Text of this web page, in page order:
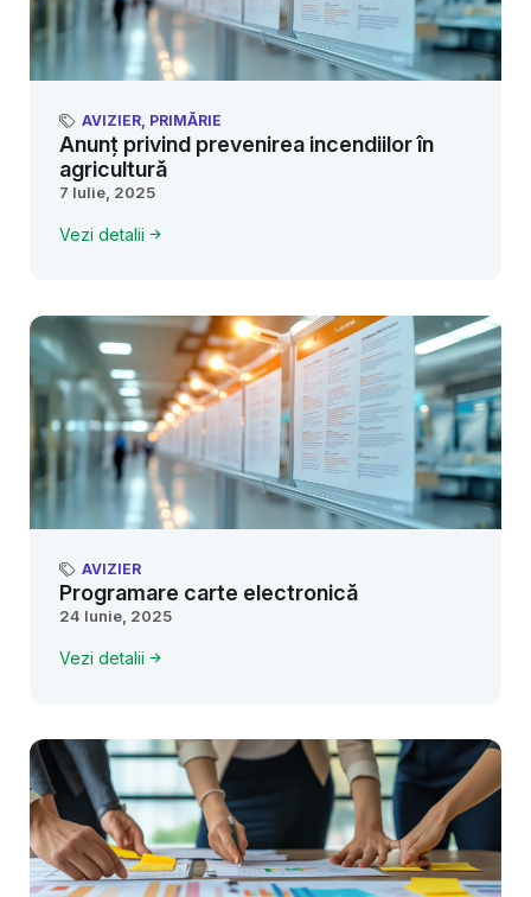
AVIZIER, PRIMĂRIE
Anunț privind prevenirea incendiilor în
agricultură
7 Iulie, 2025
Vezi detalii
AVIZIER
Programare carte electronică
24 Iunie, 2025
Vezi detalii